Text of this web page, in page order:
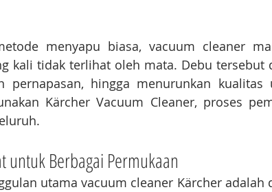
menyapu biasa, vacuum cleaner
kali tidak terlihat oleh mata. Debu tersebut
pernapasan, hingga menurunkan
Kärcher Vacuum Cleaner, proses
untuk Berbagai Permukaan
utama vacuum cleaner Kärcher adalah